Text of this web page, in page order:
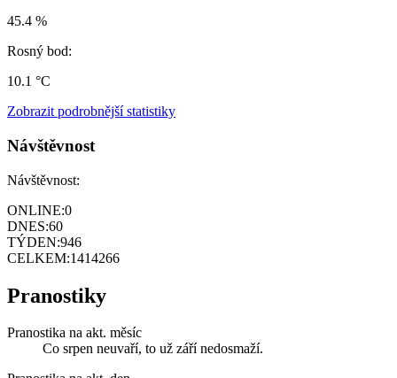
45.4 %
Rosný bod:
10.1 °C
Zobrazit podrobnější statistiky
Návštěvnost
Návštěvnost:
ONLINE:0
DNES:60
TÝDEN:946
CELKEM:1414266
Pranostiky
Pranostika na akt. měsíc
Co srpen neuvaří, to už září nedosmaží.